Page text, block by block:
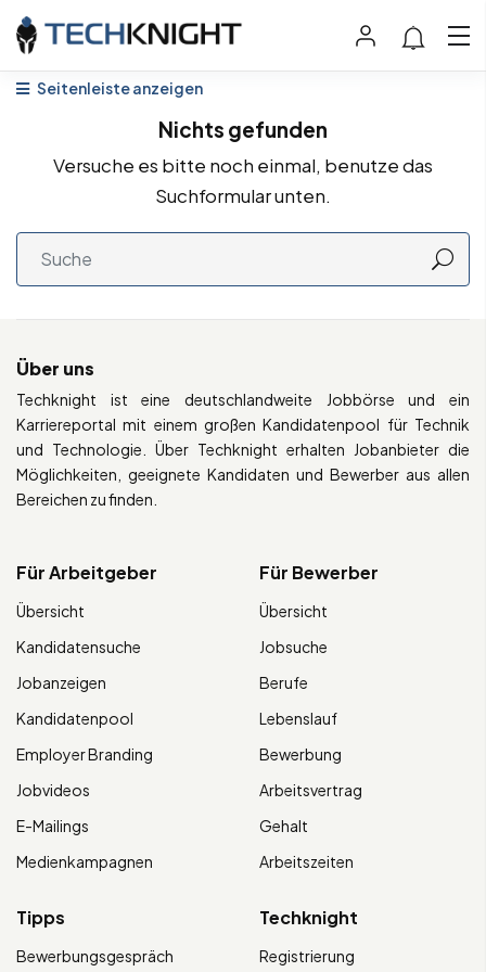
Seitenleiste anzeigen
Nichts gefunden
Versuche es bitte noch einmal, benutze das
Suchformular unten.
Über uns
Techknight ist eine deutschlandweite Jobbörse und ein
Karriereportal mit einem großen Kandidatenpool für Technik
und Technologie. Über Techknight erhalten Jobanbieter die
Möglichkeiten, geeignete Kandidaten und Bewerber aus allen
Bereichen zu finden.
Für Arbeitgeber
Übersicht
Kandidatensuche
Jobanzeigen
Kandidatenpool
Employer Branding
Jobvideos
E-Mailings
Medienkampagnen
Für Bewerber
Übersicht
Jobsuche
Berufe
Lebenslauf
Bewerbung
Arbeitsvertrag
Gehalt
Arbeitszeiten
Tipps
Bewerbungsgespräch
Techknight
Registrierung